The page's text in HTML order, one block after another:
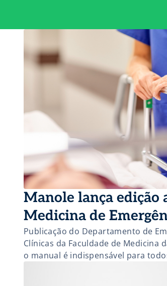
Manole lança edição
Medicina de
Publicação do Departamento de
Clínicas da Faculdade de Medicina
o manual é indispensável para